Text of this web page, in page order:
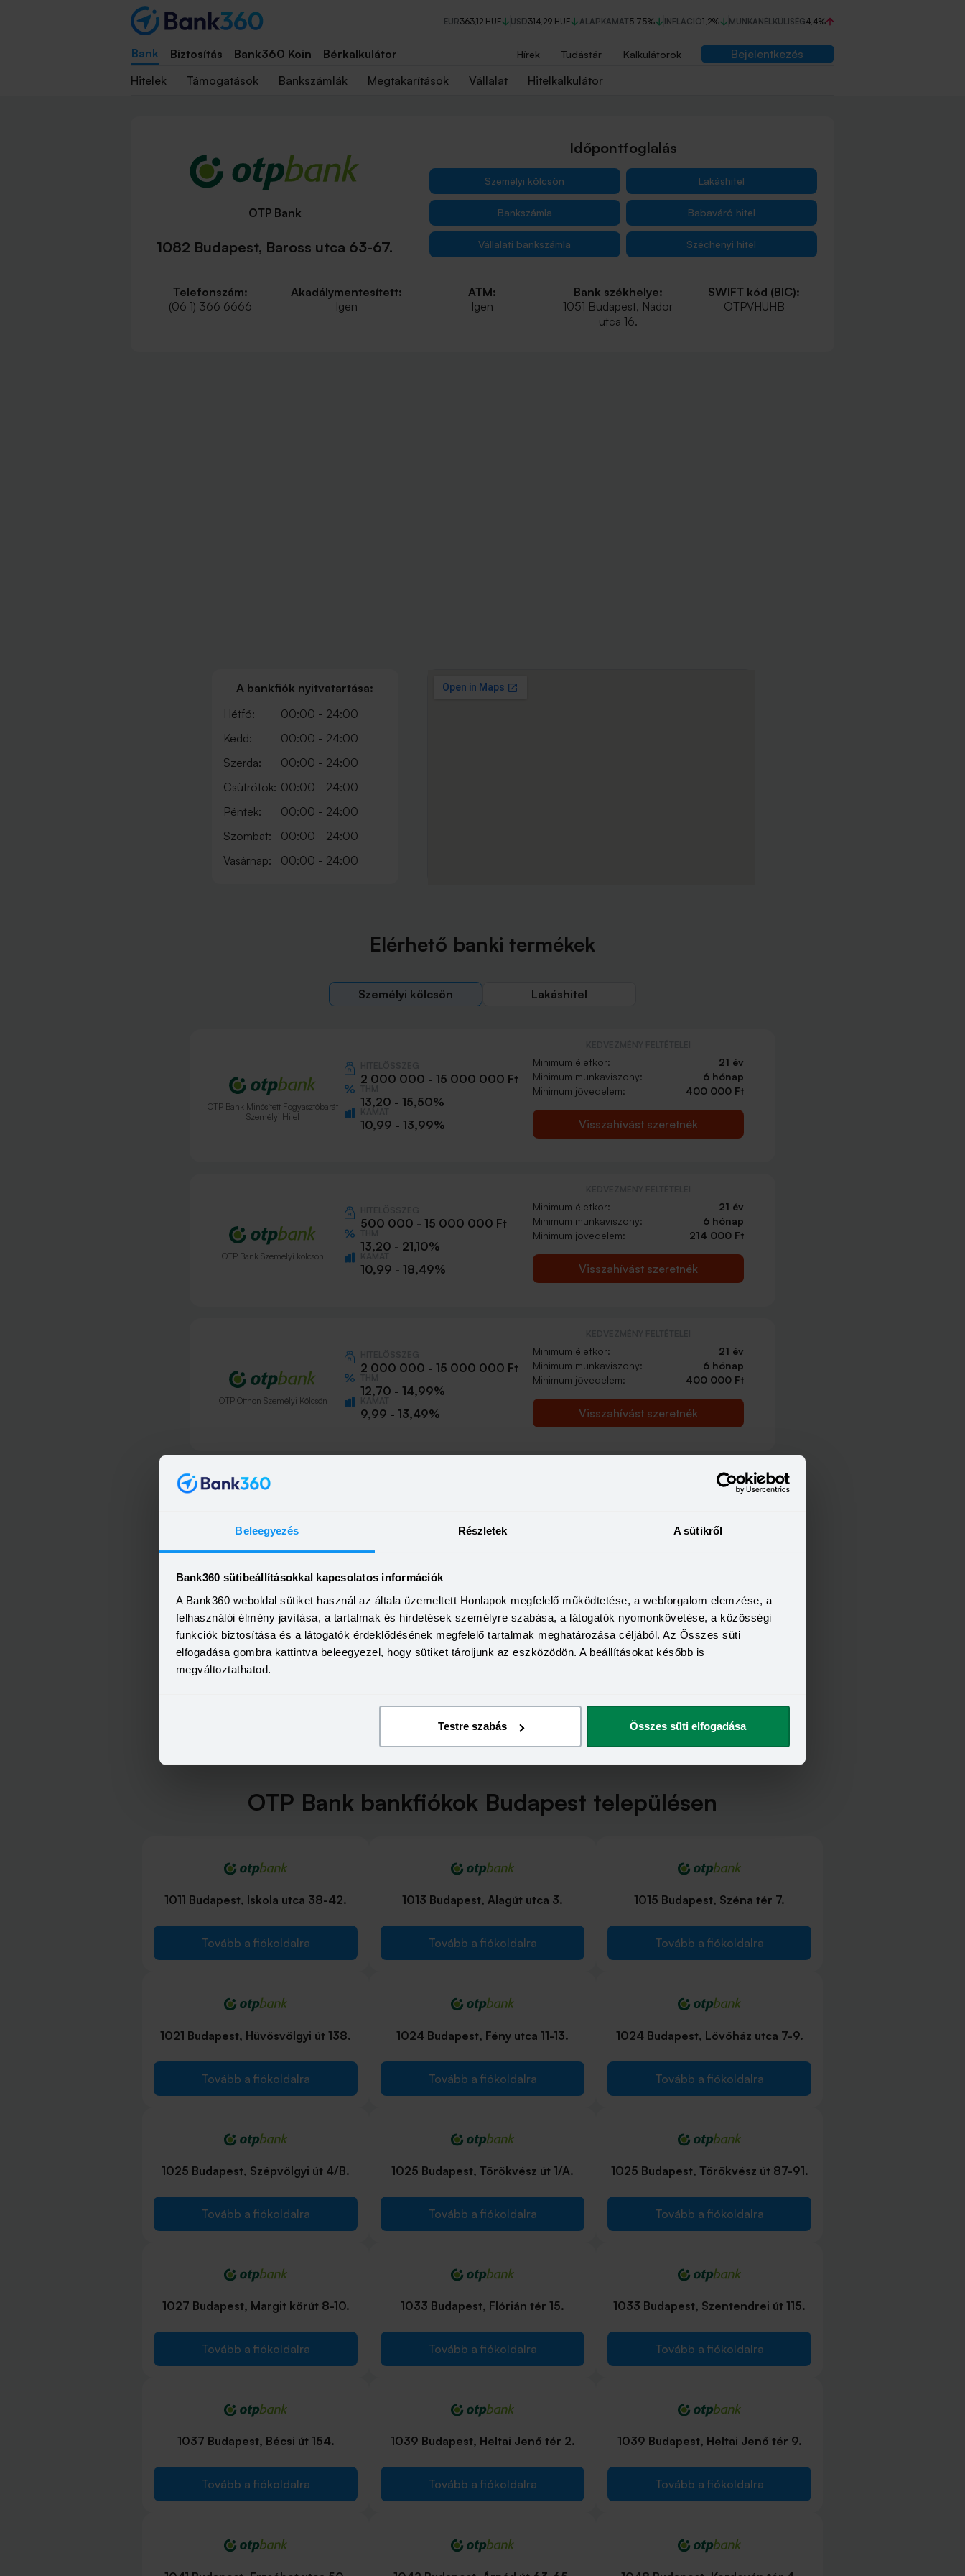
Beleegyezés Részletek A sütikről
Bank360 sütibeállításokkal kapcsolatos információk
A Bank360 weboldal sütiket használ az általa üzemeltett Honlapok megfelelő működtetése, a webforgalom elemzése, a
felhasználói élmény javítása, a tartalmak és hirdetések személyre szabása, a látogatók nyomonkövetése, a közösségi
funkciók biztosítása és a látogatók érdeklődésének megfelelő tartalmak meghatározása céljából. Az Összes süti
elfogadása gombra kattintva beleegyezel, hogy sütiket tároljunk az eszközödön. A beállításokat később is
megváltoztathatod.
Testre szabás Összes süti elfogadása
EUR363,12 HUF USD314,29 HUF ALAPKAMAT5,75% INFLÁCIÓ1,2% MUNKANÉLKÜLISÉG4,4%
Bank Biztosítás Bank360 Koin Bérkalkulátor Hírek Tudástár Kalkulátorok
Bejelentkezés
Hitelek
Támogatások Bankszámlák Megtakarítások Vállalat Hitelkalkulátor
OTP Bank
1082 Budapest, Baross utca 63-67.
Időpontfoglalás
Személyi kölcsön Lakáshitel
Bankszámla Babaváró hitel
Vállalati bankszámla Széchenyi hitel
Telefonszám:
(06 1) 366 6666
Akadálymentesített:
Igen
ATM:
Igen
Bank székhelye:
1051 Budapest, Nádor
utca 16.
SWIFT kód (BIC):
OTPVHUHB
A bankfiók nyitvatartása:
Hétfő:
00:00 - 24:00
Kedd:
00:00 - 24:00
Szerda:
00:00 - 24:00
Csütrötök: 00:00 - 24:00
Péntek:
00:00 - 24:00
Szombat:
00:00 - 24:00
Vasárnap:
00:00 - 24:00
Elérhető banki termékek
Személyi kölcsön Lakáshitel
OTP Bank Minősített Fogyasztóbarát
Személyi Hitel
2 000 000 - 15 000 000 Ft
13,20 - 15,50%
KAMAT
10,99 - 13,99%
Minimum életkor:
21 év
Minimum munkaviszony:
6 hónap
Minimum jövedelem:
400 000 Ft
Visszahívást szeretnék
OTP Bank Személyi kölcsön
500 000 - 15 000 000 Ft
13,20 - 21,10%
KAMAT
10,99 - 18,49%
Minimum életkor:
21 év
Minimum munkaviszony:
6 hónap
Minimum jövedelem:
214 000 Ft
Visszahívást szeretnék
OTP Otthon Személyi Kölcsön
2 000 000 - 15 000 000 Ft
12,70 - 14,99%
KAMAT
9,99 - 13,49%
Minimum életkor:
21 év
Minimum munkaviszony:
6 hónap
Minimum jövedelem:
400 000 Ft
Visszahívást szeretnék
OTP Bank bankfiókok Budapest településen
1011 Budapest, Iskola utca 38-42.
Tovább a fiókoldalra
1013 Budapest, Alagút utca 3.
Tovább a fiókoldalra
1015 Budapest, Széna tér 7.
Tovább a fiókoldalra
1021 Budapest, Hüvösvölgyi út 138.
Tovább a fiókoldalra
1024 Budapest, Fény utca 11-13.
Tovább a fiókoldalra
1024 Budapest, Lövőház utca 7-9.
Tovább a fiókoldalra
1025 Budapest, Szépvölgyi út 4/B.
Tovább a fiókoldalra
1025 Budapest, Törökvész út 1/A.
Tovább a fiókoldalra
1025 Budapest, Törökvész út 87-91.
Tovább a fiókoldalra
1027 Budapest, Margit körút 8-10.
Tovább a fiókoldalra
1033 Budapest, Flórián tér 15.
Tovább a fiókoldalra
1033 Budapest, Szentendrei út 115.
Tovább a fiókoldalra
1037 Budapest, Bécsi út 154.
Tovább a fiókoldalra
1039 Budapest, Heltai Jenő tér 2.
Tovább a fiókoldalra
1039 Budapest, Heltai Jenő tér 9.
Tovább a fiókoldalra